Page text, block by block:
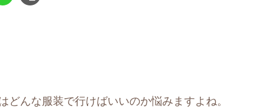
どんな服装で行けばいいのか悩みますよね。